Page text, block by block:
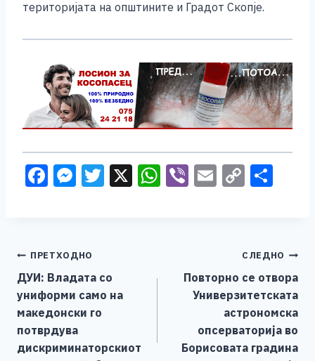
територијата на општините и Градот Скопје.
F
b
o
o
k
M
n
g
er
T X W Vi E C
Li
n
k
Навигација
на
напис
ПРЕТХОДНО
ДУИ: Владата со
униформи само на
македонски го
потврдува
дискриминаторскиот
СЛЕДНО
Повторно се отвора
Универзитетската
астрономска
опсерваторија во
Борисовата градина